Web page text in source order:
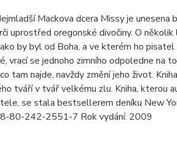
Mackova dcera Missy je unesena
uprostřed oregonské divočiny. O
by byl od Boha, a ve kterém ho
vrací se jednoho zimního odpoledne na
tam najde, navždy změní jeho život.
tváří v tvář velkému zlu. Kniha, kterou
se stala bestsellerem deníku New
80-242-2551-7 Rok vydání: 2009